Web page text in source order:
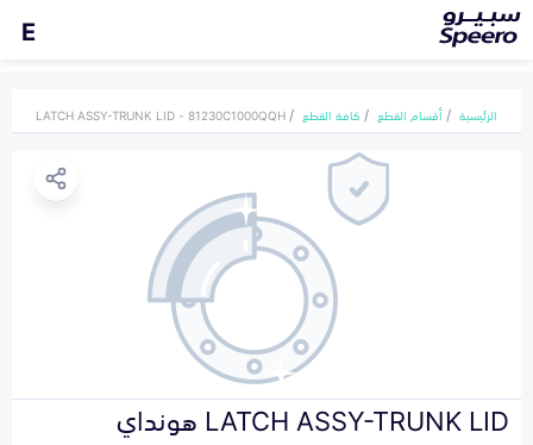
E
الرئيسية أقسام القطع كافة القطع LATCH ASSY-TRUNK LID - 81230C1000QQH
LATCH ASSY-TRUNK LID هونداي